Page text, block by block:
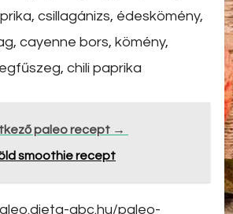
csillagánizs, édeskömény,
cayenne bors, kömény,
chili paprika
paleo recept →
smoothie recept
abc.hu/paleo-